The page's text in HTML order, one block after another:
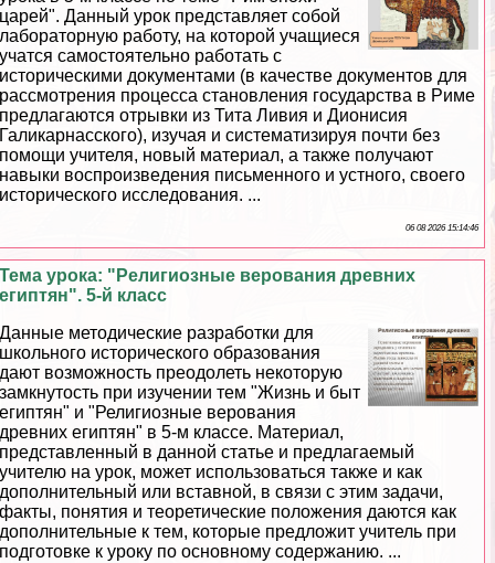
царей". Данный урок представляет собой
лабораторную работу, на которой учащиеся
учатся самостоятельно работать с
историческими документами (в качестве документов для
рассмотрения процесса становления государства в Риме
предлагаются отрывки из Тита Ливия и Дионисия
Галикарнасского), изучая и систематизируя почти без
помощи учителя, новый материал, а также получают
навыки воспроизведения письменного и устного, своего
исторического исследования. ...
06 08 2026 15:14:46
Тема урока: "Религиозные верования древних
египтян". 5-й класс
Данные методические разработки для
школьного исторического образования
дают возможность преодолеть некоторую
замкнутость при изучении тем "Жизнь и быт
египтян" и "Религиозные верования
древних египтян" в 5-м классе. Материал,
представленный в данной статье и предлагаемый
учителю на урок, может использоваться также и как
дополнительный или вставной, в связи с этим задачи,
факты, понятия и теоретические положения даются как
дополнительные к тем, которые предложит учитель при
подготовке к уроку по основному содержанию. ...